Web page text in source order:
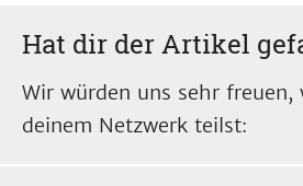
Hat dir der Artikel
Wir würden uns sehr
deinem Netzwerk teilst: